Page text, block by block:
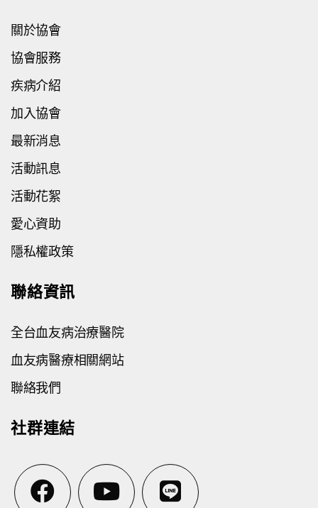
關於協會
協會服務
疾病介紹
加入協會
最新消息
活動訊息
活動花絮
愛心資助
隱私權政策
聯絡資訊
全台血友病治療醫院
血友病醫療相關網站
聯絡我們
社群連結